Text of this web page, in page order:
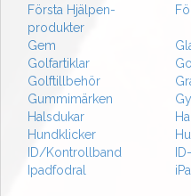
Första Hjälpen-
produkter
Gem
Golfartiklar
Golftillbehör
Gummimärken
Halsdukar
Hundklicker
ID/Kontrollband
Ipadfodral